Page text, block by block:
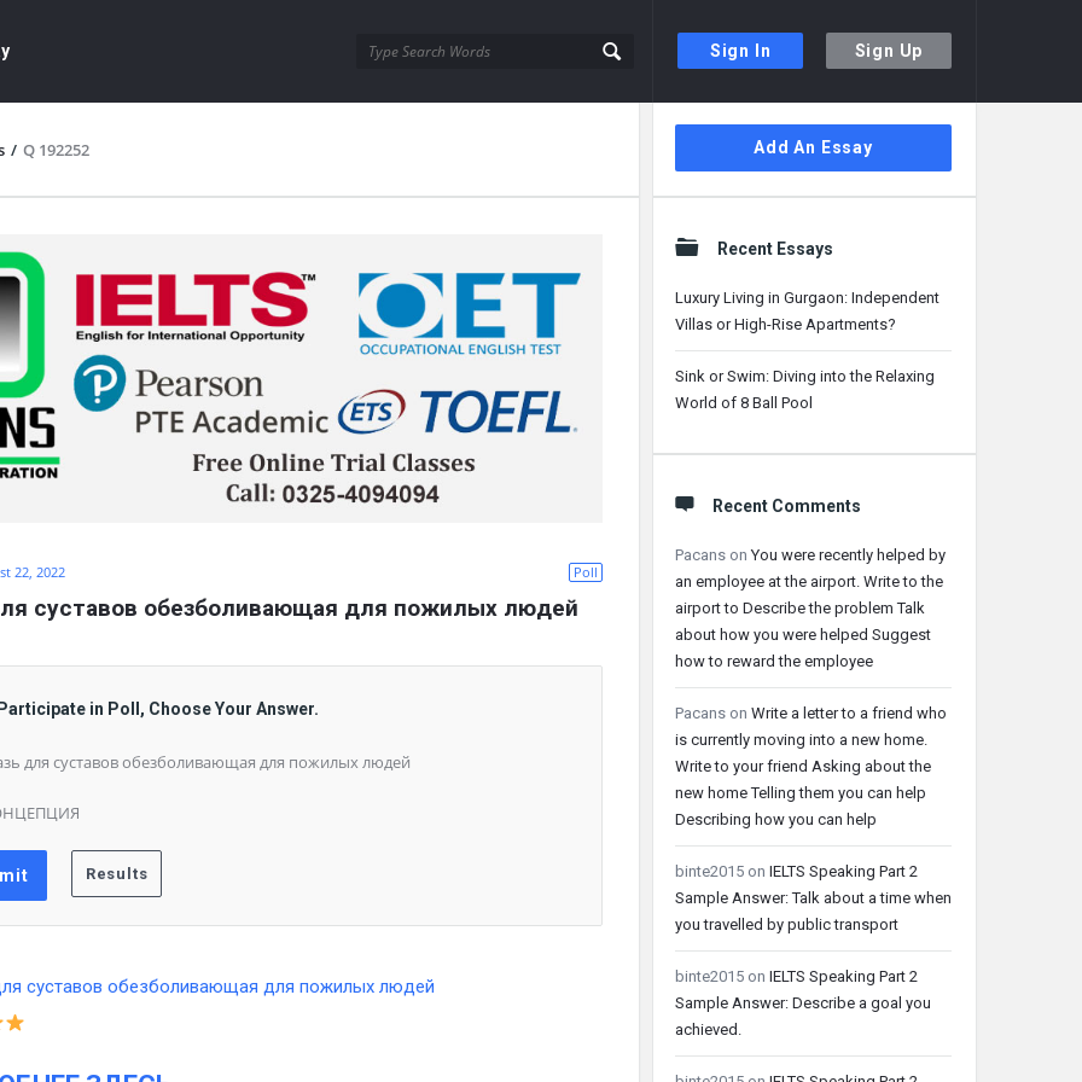
Sign In Sign Up
/ Q 192252
Poll
22, 2022
суставов обезболивающая для пожилых людей
in Poll, Choose Your Answer.
для суставов обезболивающая для пожилых людей
Sidebar
Add An Essay
Recent Essays
Luxury Living in Gurgaon: Independent
Villas or High-Rise Apartments?
Sink or Swim: Diving into the Relaxing
World of 8 Ball Pool
Recent Comments
Pacans onYou were recently helped by
an employee at the airport. Write to the
airport to Describe the problem Talk
about how you were helped Suggest
how to reward the employee
Pacans on Write a letter to a friend who
is currently moving into a new home.
Write to your friend Asking about the
new home Telling them you can help
Describing how you can help
binte2015 on IELTS Speaking Part 2
Sample Answer: Talk about a time when
you travelled by public transport
binte2015 on IELTS Speaking Part 2
Sample Answer: Describe a goal you
achieved.